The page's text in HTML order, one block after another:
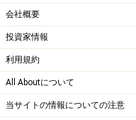
会社概要
投資家情報
利用規約
All Aboutについて
当サイトの情報についての注意